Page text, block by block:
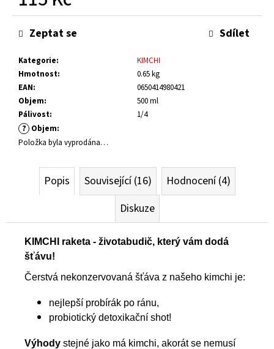
Měrná
cena:
Kategorie:
KIMCHI
Hmotnost:
0.65 kg
EAN:
0650414980421
Objem:
500 ml
Pálivost: 1/4
? Objem:
Položka byla vyprodána…
Zeptat se Sdílet
Popis Související (16)
Hodnocení (4)
Diskuze
KIMCHI raketa - životabudič, který vám dodá
šťávu!
Čerstvá nekonzervovaná šťáva z našeho kimchi je:
nejlepší probírák po ránu,
probiotický detoxikační shot!
Výhody stejné jako má kimchi, akorát se nemusí
CIBULOVÉ
CHUTNEY
EXTRAHOT
180
Kč